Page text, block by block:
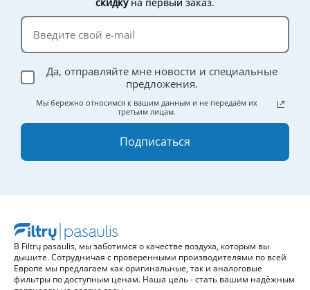
Да, отправляйте мне новости и специальные
предложения.
Мы бережно относимся к вашим данным и не передаём их
третьим лицам.
Подписаться
В Filtrų pasaulis, мы заботимся о качестве воздуха, которым вы
дышите. Сотрудничая с проверенными производителями по всей
Европе мы предлагаем как оригинальные, так и аналоговые
фильтры по доступным ценам. Наша цель - стать вашим надёжным